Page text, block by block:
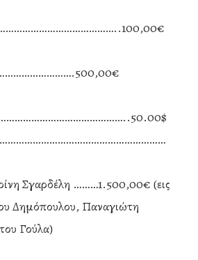
Σγαρδέλη ………1.500,00€ (εις
Δημόπουλου, Παναγιώτη
Γούλα)